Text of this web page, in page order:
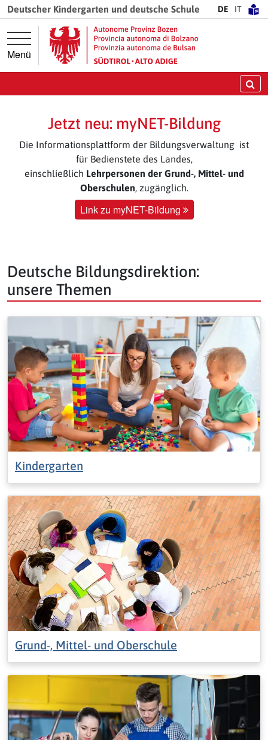
Springe direkt zur Hauptnavigation
Springe direkt zum Inhalt
Deutscher Kindergarten und deutsche Schule DE IT
Menü
Jetzt neu: myNET-Bildung
Die Informationsplattform der Bildungsverwaltung ist
für Bedienstete des Landes,
einschließlich Lehrpersonen der Grund-, Mittel- und
Oberschulen, zugänglich.
Link zu myNET-Bildung
Deutsche Bildungsdirektion:
unsere Themen
Kindergarten
Grund-, Mittel- und Oberschule